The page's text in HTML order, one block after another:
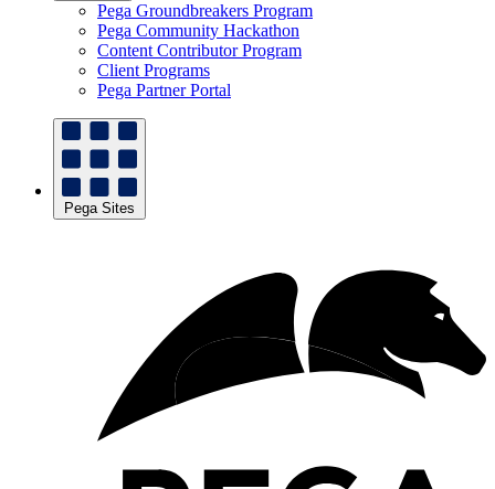
Pega Groundbreakers Program
Pega Community Hackathon
Content Contributor Program
Client Programs
Pega Partner Portal
Pega Sites